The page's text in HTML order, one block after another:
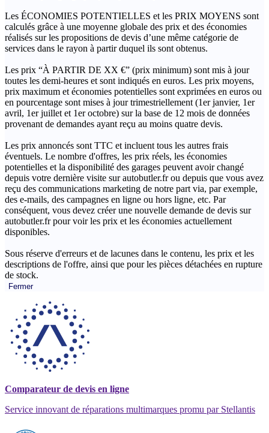
Les ÉCONOMIES POTENTIELLES et les PRIX MOYENS sont
calculés grâce à une moyenne globale des prix et des économies
réalisés sur les propositions de devis d’une même catégorie de
services dans le rayon à partir duquel ils sont obtenus.
Les prix “À PARTIR DE XX €” (prix minimum) sont mis à jour
toutes les demi-heures et sont indiqués en euros. Les prix moyens,
prix maximum et économies potentielles sont exprimées en euros ou
en pourcentage sont mises à jour trimestriellement (1er janvier, 1er
avril, 1er juillet et 1er octobre) sur la base de 12 mois de données
provenant de demandes ayant reçu au moins quatre devis.
Les prix annoncés sont TTC et incluent tous les autres frais
éventuels. Le nombre d'offres, les prix réels, les économies
potentielles et la disponibilité des garages peuvent avoir changé
depuis votre dernière visite sur autobutler.fr ou depuis que vous avez
reçu des communications marketing de notre part via, par exemple,
des e-mails, des campagnes en ligne ou hors ligne, etc. Par
conséquent, vous devez créer une nouvelle demande de devis sur
autobutler.fr pour voir les prix et les économies actuellement
disponibles.
Sous réserve d'erreurs et de lacunes dans le contenu, les prix et les
descriptions de l'offre, ainsi que pour les pièces détachées en rupture
de stock.
Fermer
Comparateur de devis en ligne
Service innovant de réparations multimarques promu par Stellantis